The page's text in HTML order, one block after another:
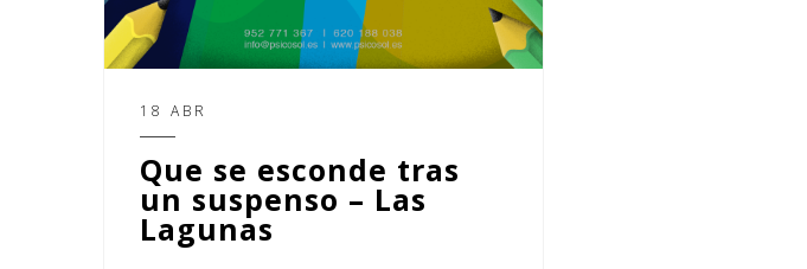
18 ABR
Que se esconde tras
un suspenso – Las
Lagunas